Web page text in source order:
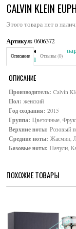
CALVIN KLEIN
Этого товара нет в
Артикул:0606372
Категория:
Женская
Brand:Calvin Klein
Описание Отзывы (0)
ОПИСАНИЕ
Производитель: Calvin
Пол: женский
Год создания: 2015
Группа: Цветочные,
Верхние ноты: Розовый
Средние ноты: Жасмин,
Базовые ноты:Пачули,
ПОХОЖИЕ ТОВАРЫ